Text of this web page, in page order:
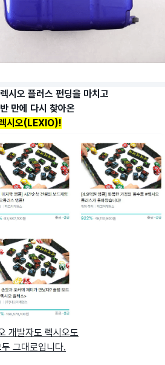
시오 플러스 펀딩을 마치고
만에 다시 찾아온
시오(LEXIO)!
개발자도 렉시오도
그대로입니다.